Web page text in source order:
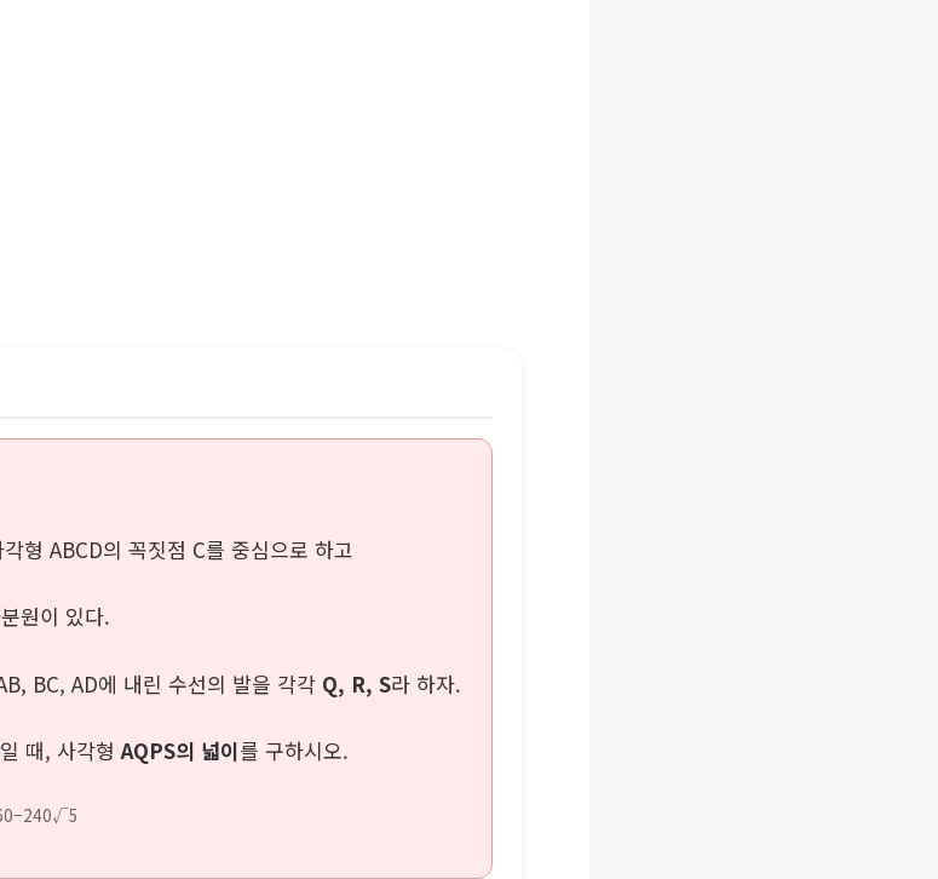
형 ABCD의 꼭짓점 C를 중심으로 하고
원이 있다.
BC, AD에 내린 수선의 발을 각각 Q, R, S라 하자.
일 때, 사각형AQPS의 넓이를 구하시오.